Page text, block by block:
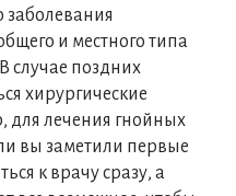
заболевания
и местного типа
случае поздних
хирургические
для лечения гнойных
вы заметили первые
к врачу сразу, а